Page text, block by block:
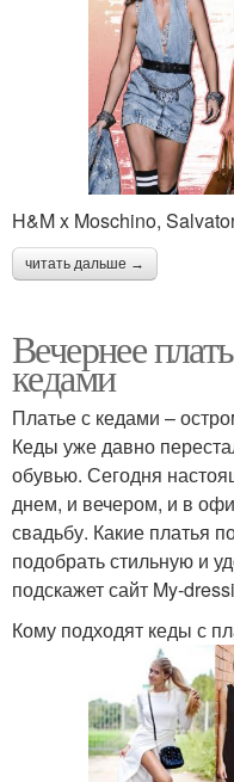
H&M x Moschino,
читать дальше →
Вечернее
кедами
Платье с кедами –
Кеды уже давно
обувью. Сегодня
днем, и вечером, и в
свадьбу. Какие платья
подобрать стильную и
подскажет сайт My-
Кому подходят кеды с